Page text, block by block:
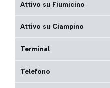
Attivo su Fiumicino
Attivo su Ciampino
Terminal
Telefono